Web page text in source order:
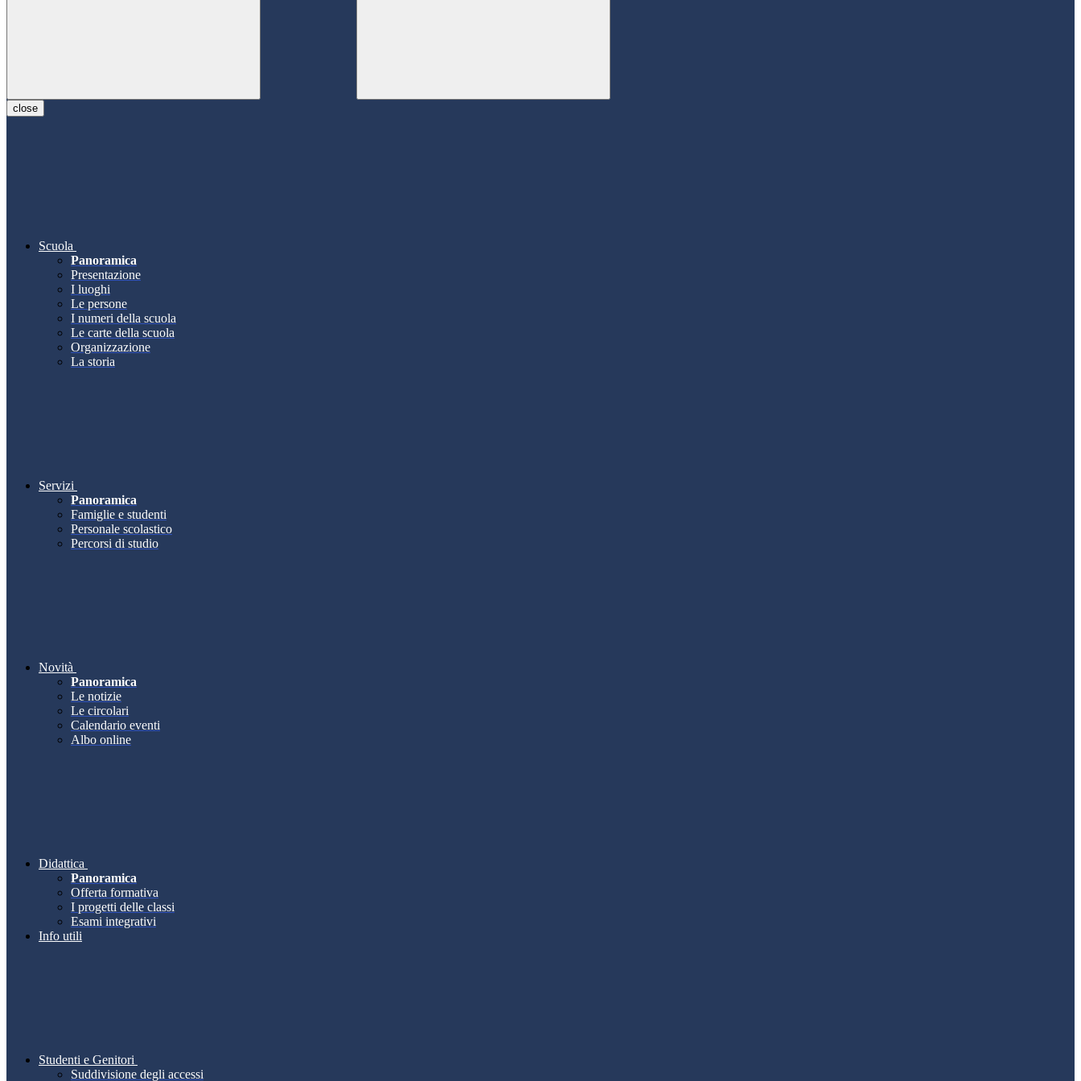
close
Scuola
Panoramica
Presentazione
I luoghi
Le persone
I numeri della scuola
Le carte della scuola
Organizzazione
La storia
Servizi
Panoramica
Famiglie e studenti
Personale scolastico
Percorsi di studio
Novità
Panoramica
Le notizie
Le circolari
Calendario eventi
Albo online
Didattica
Panoramica
Offerta formativa
I progetti delle classi
Esami integrativi
Info utili
Studenti e Genitori
Suddivisione degli accessi